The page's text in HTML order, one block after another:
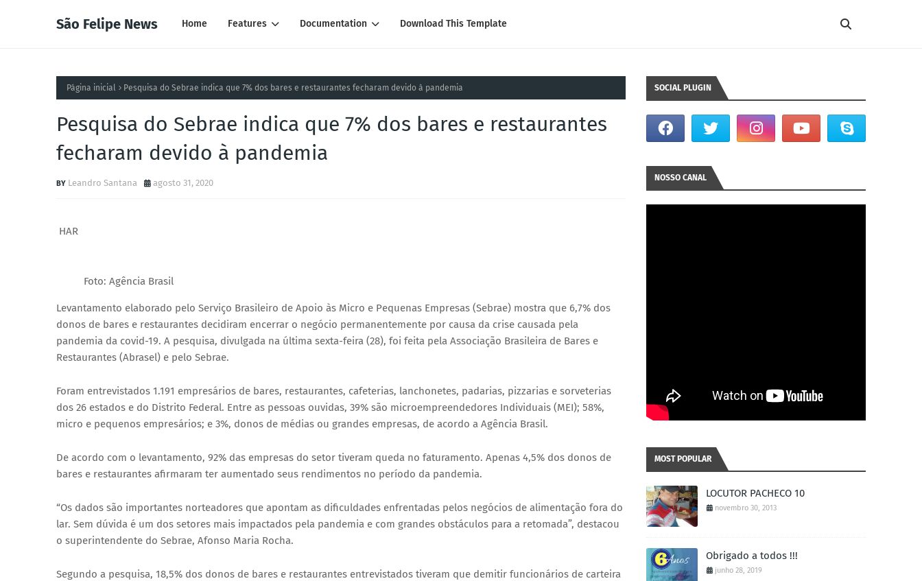
São Felipe News Home Features Documentation Download This Template
Página inicial Pesquisa do Sebrae indica que 7% dos bares e restaurantes fecharam devido à pandemia
Pesquisa do Sebrae indica que 7% dos bares e restaurantes
fecharam devido à pandemia
Leandro Santana agosto 31, 2020
HAR
Foto: Agência Brasil
Levantamento elaborado pelo Serviço Brasileiro de Apoio às Micro e Pequenas Empresas (Sebrae) mostra que 6,7% dos
donos de bares e restaurantes decidiram encerrar o negócio permanentemente por causa da crise causada pela
pandemia da covid-19. A pesquisa, divulgada na última sexta-feira (28), foi feita pela Associação Brasileira de Bares e
Restaurantes (Abrasel) e pelo Sebrae.
Foram entrevistados 1.191 empresários de bares, restaurantes, cafeterias, lanchonetes, padarias, pizzarias e sorveterias
dos 26 estados e do Distrito Federal. Entre as pessoas ouvidas, 39% são microempreendedores Individuais (MEI); 58%,
micro e pequenos empresários; e 3%, donos de médias ou grandes empresas, de acordo a Agência Brasil.
De acordo com o levantamento, 92% das empresas do setor tiveram queda no faturamento. Apenas 4,5% dos donos de
bares e restaurantes afirmaram ter aumentado seus rendimentos no período da pandemia.
“Os dados são importantes norteadores que apontam as dificuldades enfrentadas pelos negócios de alimentação fora do
lar. Sem dúvida é um dos setores mais impactados pela pandemia e com grandes obstáculos para a retomada”, destacou
o superintendente do Sebrae, Afonso Maria Rocha.
Segundo a pesquisa, 18,5% dos donos de bares e restaurantes entrevistados tiveram que demitir funcionários de carteira
SOCIAL PLUGIN
NOSSO CANAL
MOST POPULAR
LOCUTOR PACHECO 10
novembro 30, 2013
Obrigado a todos !!!
junho 28, 2019